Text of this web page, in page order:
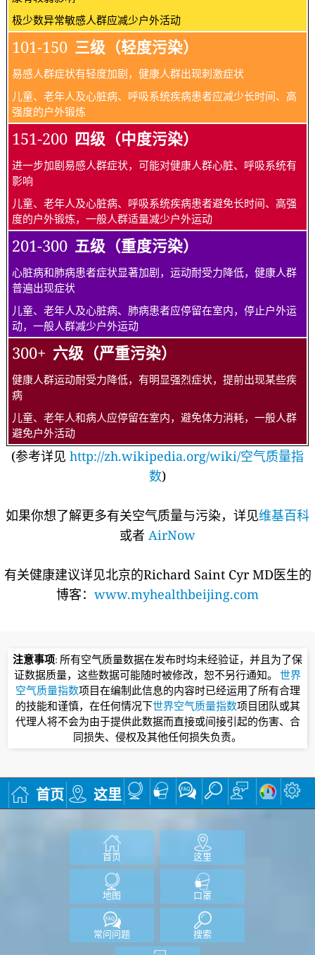
极少数异常敏感人群应减少户外活动
101-150 三级（轻度污染）
易感人群症状有轻度加剧，健康人群出现刺激症状
儿童、老年人及心脏病、呼吸系统疾病患者应减少长时间、高
强度的户外锻炼
151-200 四级（中度污染）
进一步加剧易感人群症状，可能对健康人群心脏、呼吸系统有
影响
儿童、老年人及心脏病、呼吸系统疾病患者避免长时间、高强
度的户外锻炼，一般人群适量减少户外运动
201-300 五级（重度污染）
心脏病和肺病患者症状显著加剧，运动耐受力降低，健康人群
普遍出现症状
儿童、老年人及心脏病、肺病患者应停留在室内，停止户外运
动，一般人群减少户外运动
300+ 六级（严重污染）
健康人群运动耐受力降低，有明显强烈症状，提前出现某些疾
病
儿童、老年人和病人应停留在室内，避免体力消耗，一般人群
避免户外活动
(参考详见 http://zh.wikipedia.org/wiki/空气质量指
数)
如果你想了解更多有关空气质量与污染，详见维基百科
或者 AirNow
有关健康建议详见北京的Richard Saint Cyr MD医生的
博客： www.myhealthbeijing.com
注意事项: 所有空气质量数据在发布时均未经验证，并且为了保
证数据质量，这些数据可能随时被修改，恕不另行通知。 世界
空气质量指数项目在编制此信息的内容时已经运用了所有合理
的技能和谨慎，在任何情况下世界空气质量指数项目团队或其
代理人将不会为由于提供此数据而直接或间接引起的伤害、合
同损失、侵权及其他任何损失负责。
首页 这里
首页 这里
地图 口罩
常问问题 搜索